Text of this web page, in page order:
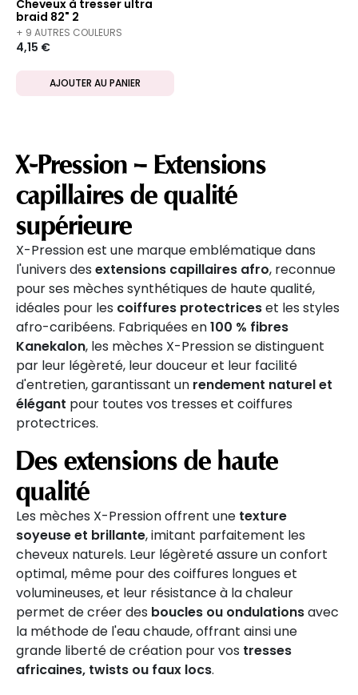
Cheveux à tresser ultra
braid 82" 2
+ 9 AUTRES COULEURS
DISPONIBLES
4,15 €
AJOUTER AU PANIER
X-Pression – Extensions
capillaires de qualité
supérieure
X-Pression est une marque emblématique dans
l'univers des extensions capillaires afro, reconnue
pour ses mèches synthétiques de haute qualité,
idéales pour les coiffures protectriceset les styles
afro-caribéens. Fabriquées en100 % fibres
Kanekalon, les mèches X-Pression se distinguent
par leur légèreté, leur douceur et leur facilité
d'entretien, garantissant un rendement naturel et
élégant pour toutes vos tresses et coiffures
protectrices.
Des extensions de haute
qualité
Les mèches X-Pression offrent une texture
soyeuse et brillante, imitant parfaitement les
cheveux naturels. Leur légèreté assure un confort
optimal, même pour des coiffures longues et
volumineuses, et leur résistance à la chaleur
permet de créer des boucles ou ondulationsavec
la méthode de l'eau chaude, offrant ainsi une
grande liberté de création pour vos tresses
africaines, twists ou faux locs.